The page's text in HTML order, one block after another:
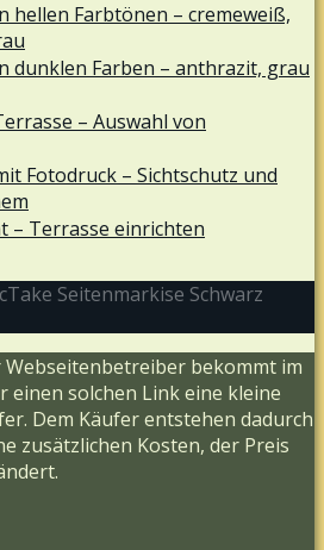
hellen Farbtönen – cremeweiß,
dunklen Farben – anthrazit, grau
– Auswahl von
Fotodruck – Sichtschutz und
– Terrasse einrichten
Seitenmarkise Schwarz
bekommt im
einen solchen Link eine kleine
Dem Käufer entstehen dadurch
zusätzlichen Kosten, der Preis